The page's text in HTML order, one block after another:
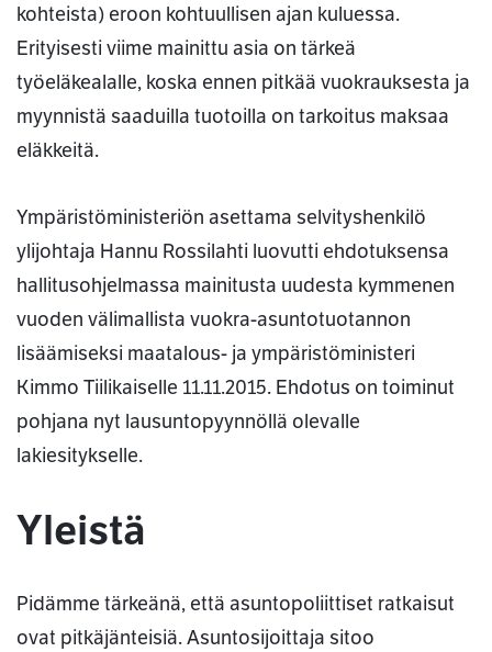
kohteista) eroon kohtuullisen ajan kuluessa.
Erityisesti viime mainittu asia on tärkeä
työeläkealalle, koska ennen pitkää vuokrauksesta ja
myynnistä saaduilla tuotoilla on tarkoitus maksaa
eläkkeitä.
Ympäristöministeriön asettama selvityshenkilö
ylijohtaja Hannu Rossilahti luovutti ehdotuksensa
hallitusohjelmassa mainitusta uudesta kymmenen
vuoden välimallista vuokra-asuntotuotannon
lisäämiseksi maatalous- ja ympäristöministeri
Kimmo Tiilikaiselle 11.11.2015. Ehdotus on toiminut
pohjana nyt lausuntopyynnöllä olevalle
lakiesitykselle.
Yleistä
Pidämme tärkeänä, että asuntopoliittiset ratkaisut
ovat pitkäjänteisiä. Asuntosijoittaja sitoo